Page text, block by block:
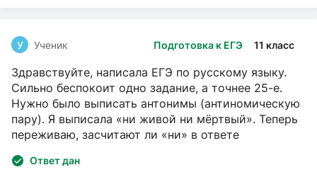
Подготовка к ЕГЭ 11 класс
У Ученик
Здравствуйте, написала ЕГЭ по русскому языку.
Сильно беспокоит одно задание, а точнее 25-е.
Нужно было выписать антонимы (антиномическую
пару). Я выписала «ни живой ни мёртвый». Теперь
переживаю, засчитают ли «ни» в ответе
Ответ дан